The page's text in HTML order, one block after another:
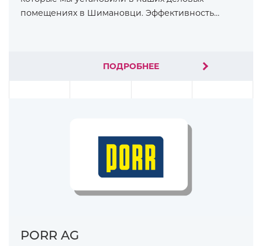
помещениях в Шимановци. Эффективность…
ПОДРОБНЕЕ
PORR AG